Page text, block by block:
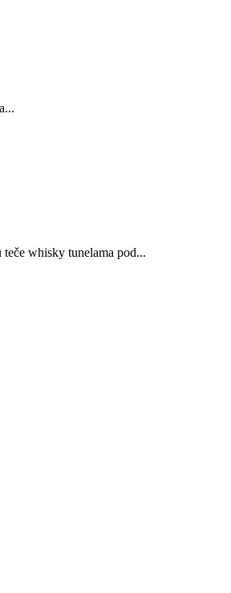
whisky tunelama pod...